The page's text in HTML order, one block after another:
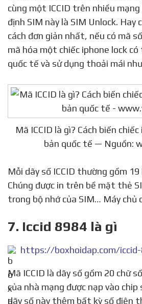
cùng một ICCID trên nhiều
định SIM này là SIM Unlock. Hay
cách đơn giản nhất, nếu có mã
mã hóa một chiếc iphone lock
quốc tế và sử dụng thoải mái
Mã ICCID là gì? Cách biến
bản quốc tế — Nguồn:
Mỗi dãy số ICCID thường gồm 19 hoặc 20 ký tự.
Chúng được in trên bề mặt thẻ
trong bộ nhớ của SIM… Máy chủ
7. Iccid 8984 là gì
https://boxhoidap.com/
Mã ICCID là dãy số gồm 20 chữ số có chứa thông tin
của nhà mạng được nạp vào chip
dãy số này thêm bất kỳ số điện